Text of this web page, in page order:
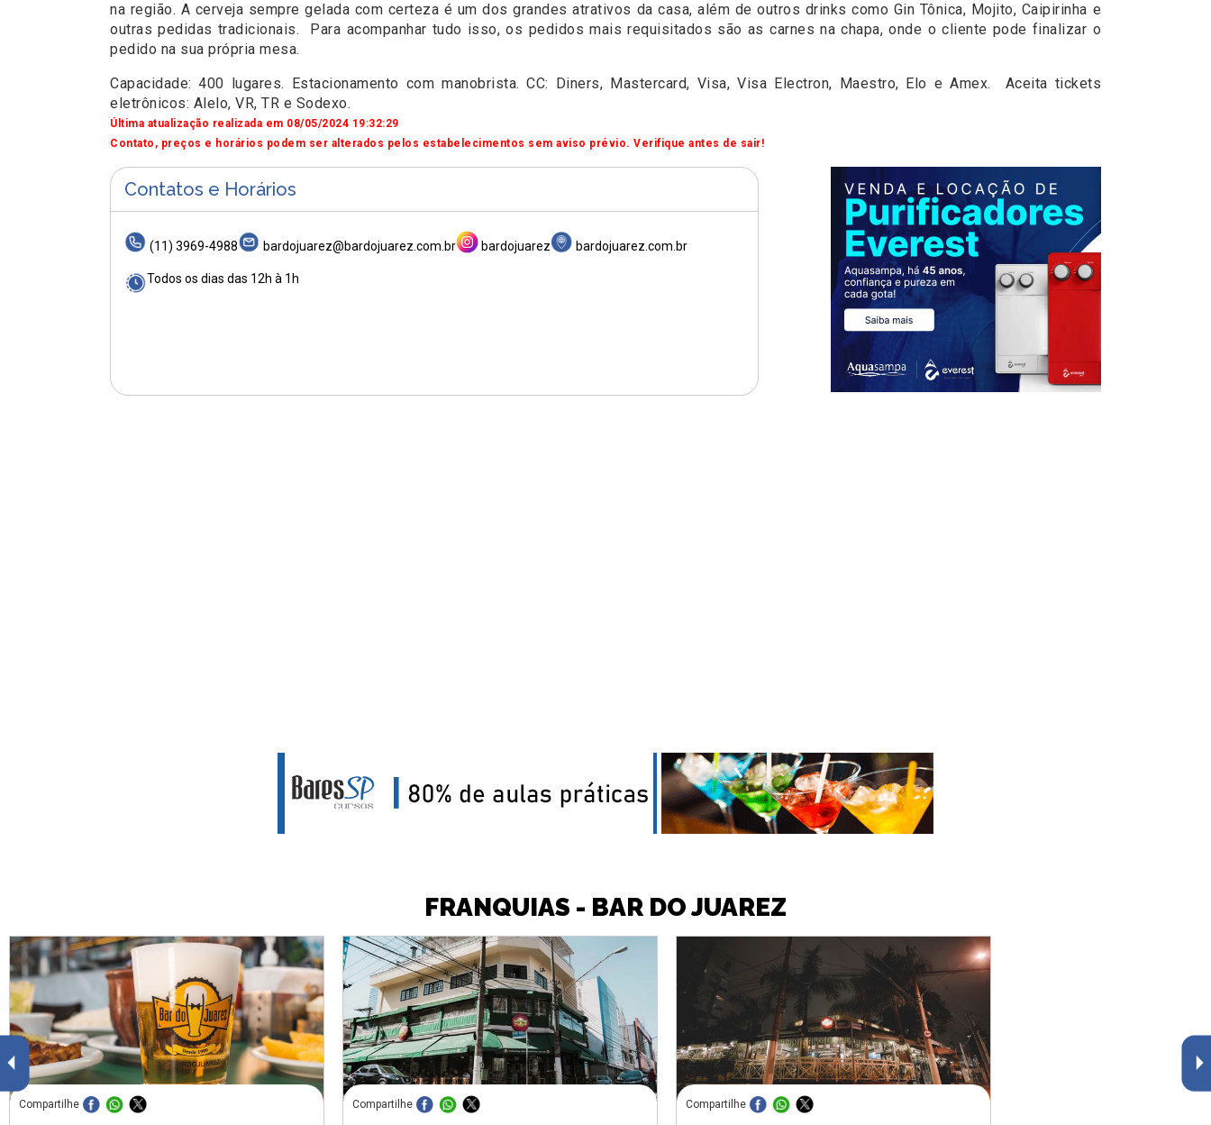
na região. A cerveja sempre gelada com certeza é um dos grandes atrativos da casa, além de outros drinks como Gin Tônica, Mojito, Caipirinha e
outras pedidas tradicionais. Para acompanhar tudo isso, os pedidos mais requisitados são as carnes na chapa, onde o cliente pode finalizar o
pedido na sua própria mesa.
Capacidade: 400 lugares. Estacionamento com manobrista. CC: Diners, Mastercard, Visa, Visa Electron, Maestro, Elo e Amex. Aceita tickets
eletrônicos: Alelo, VR, TR e Sodexo.
Última atualização realizada em 08/05/2024 19:32:29
Contato, preços e horários podem ser alterados pelos estabelecimentos sem aviso prévio. Verifique antes de sair!
Contatos e Horários
(11) 3969-4988 bardojuarez@bardojuarez.com.br bardojuarez bardojuarez.com.br
Todos os dias das 12h à 1h
FRANQUIAS - BAR DO JUAREZ
Compartilhe Compartilhe Compartilhe